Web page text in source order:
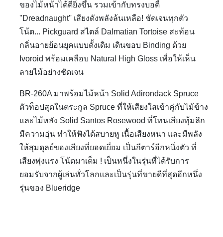
ของไม้หน้าได้ดียิ่งขึ้น รวมเข้ากับทรงบอดี้
''Dreadnaught'' เสียงดังพลังล้นเหลือ! ชัดเจนทุกตัว
โน้ต... Pickguard สไตล์ Dalmatian Tortoise สะท้อน
กลิ่นอายย้อนยุคแบบดั้งเดิม เดินขอบ Binding ด้วย
Ivoroid พร้อมเคลือบ Natural High Gloss เพื่อให้เห็น
ลายไม้อย่างชัดเจน
BR-260A มาพร้อมไม้หน้า Solid Adirondack Spruce
ตัวท็อปสุดในตระกูล Spruce ที่ให้เสียงใสเข้าคู่กับไม้ข้าง
และไม้หลัง Solid Santos Rosewood ที่โทนเสียงทุ้มลึก
มีความอุ่น ทำให้ฟังได้สบายหู เนื้อเสียงหนา และมีพลัง
ให้สุมดุลย์ของเสียงที่ยอดเยี่ยม เป็นกีตาร์อีกหนึ่งตัว ที่
เสียงพุ่งแรง โน้ตมาเต็ม ! เป็นหนึ่งในรุ่นที่ได้รับการ
ยอมรับจากผู้เล่นทั่วโลกและเป็นรุ่นที่ขายดีที่สุดอีกหนึ่ง
รุ่นของ Blueridge